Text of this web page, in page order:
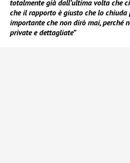
totalmente già dall’ultima volta che
che il rapporto è giusto che lo
importante che non dirò mai, perché
private e dettagliate”